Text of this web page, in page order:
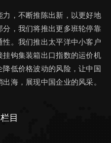
，不断推陈出新，以更好地
，我们将推出更多班轮停靠
。我们推出太平洋中小客户
钩集装箱出口指数的运价机
低价格波动的风险，让中国
海，展现中国企业的风采。
目